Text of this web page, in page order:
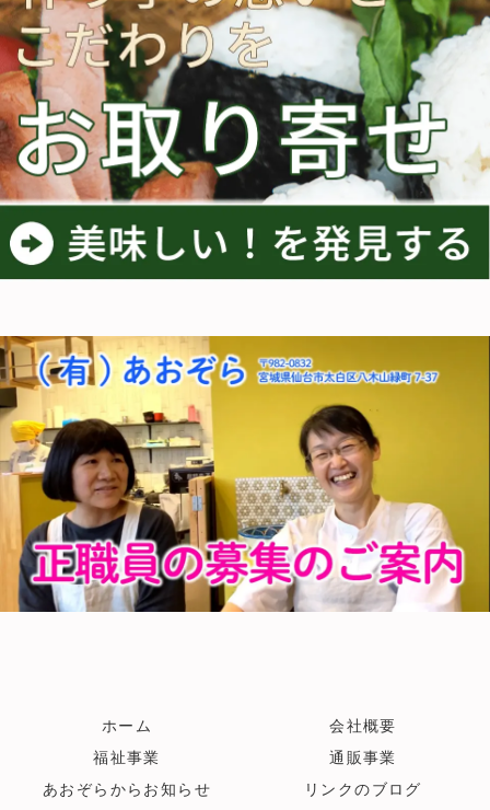
ホーム
会社概要
福祉事業
通販事業
あおぞらからお知らせ
リンクのブログ